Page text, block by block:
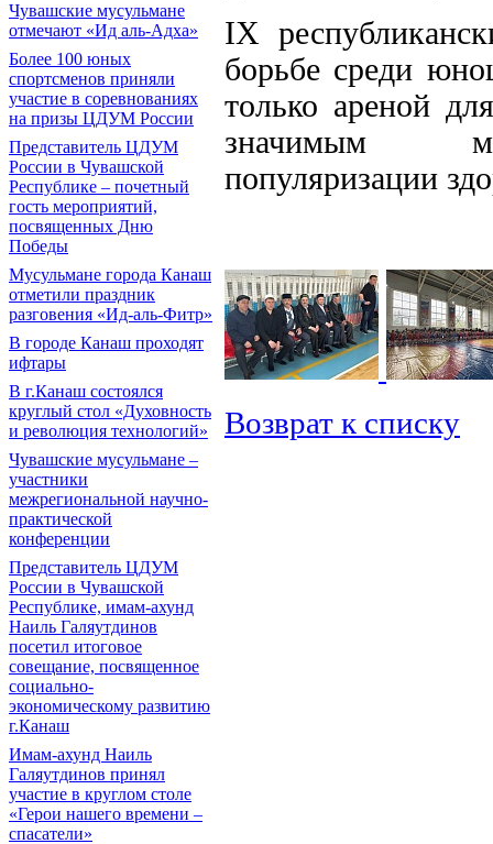
Чувашские мусульмане
отмечают «Ид аль-Адха»
Более 100 юных
спортсменов приняли
участие в соревнованиях
на призы ЦДУМ России
Представитель ЦДУМ
России в Чувашской
Республике – почетный
гость мероприятий,
посвященных Дню
Победы
Мусульмане города Канаш
отметили праздник
разговения «Ид-аль-Фитр»
В городе Канаш проходят
ифтары
В г.Канаш состоялся
круглый стол «Духовность
и революция технологий»
Чувашские мусульмане –
участники
межрегиональной научно-
практической
конференции
Представитель ЦДУМ
России в Чувашской
Республике, имам-ахунд
Наиль Галяутдинов
посетил итоговое
совещание, посвященное
социально-
экономическому развитию
г.Канаш
Имам-ахунд Наиль
Галяутдинов принял
участие в круглом столе
«Герои нашего времени –
спасатели»
IX
борьбе среди
только ареной
значимым
популяризации
Возврат к списку